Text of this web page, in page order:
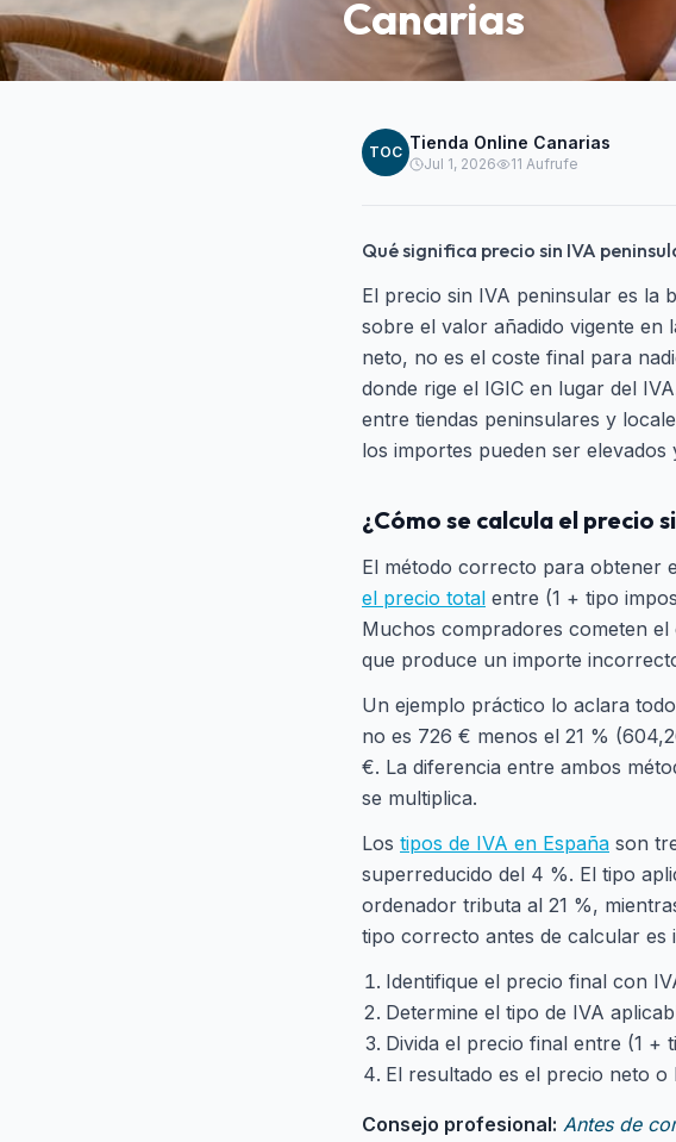
Canarias
TOC Tienda Online Canarias
Jul 1, 2026 11 Aufrufe
Qué significa precio sin IVA
El precio sin IVA peninsular es la
sobre el valor añadido vigente en
neto, no es el coste final para
donde rige el IGIC en lugar del
entre tiendas peninsulares y
los importes pueden ser
¿Cómo se calcula el precio
El método correcto para obtener
el precio total entre (1 + tipo
Muchos compradores cometen
que produce un importe
Un ejemplo práctico lo aclara
no es 726 € menos el 21 %
€. La diferencia entre ambos
se multiplica.
Los tipos de IVA en España son
superreducido del 4 %. El tipo
ordenador tributa al 21 %,
tipo correcto antes de calcular es
Identifique el precio final con
Determine el tipo de IVA
Divida el precio final entre (1 +
El resultado es el precio neto o
Consejo profesional: Antes de